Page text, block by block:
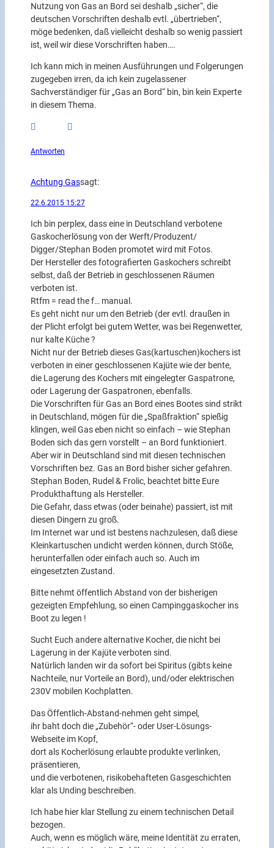
Nutzung von Gas an Bord sei deshalb „sicher“, die
deutschen Vorschriften deshalb evtl. „übertrieben“,
möge bedenken, daß vielleicht deshalb so wenig passiert
ist, weil wir diese Vorschriften haben….
Ich kann mich in meinen Ausführungen und Folgerungen
zugegeben irren, da ich kein zugelassener
Sachverständiger für „Gas an Bord“ bin, bin kein Experte
in diesem Thema.
Antworten
Achtung Gassagt:
22.6.2015 15:27
Ich bin perplex, dass eine in Deutschland verbotene
Gaskocherlösung von der Werft/Produzent/
Digger/Stephan Boden promotet wird mit Fotos.
Der Hersteller des fotografierten Gaskochers schreibt
selbst, daß der Betrieb in geschlossenen Räumen
verboten ist.
Rtfm = read the f… manual.
Es geht nicht nur um den Betrieb (der evtl. draußen in
der Plicht erfolgt bei gutem Wetter, was bei Regenwetter,
nur kalte Küche ?
Nicht nur der Betrieb dieses Gas(kartuschen)kochers ist
verboten in einer geschlossenen Kajüte wie der bente,
die Lagerung des Kochers mit eingelegter Gaspatrone,
oder Lagerung der Gaspatronen, ebenfalls.
Die Vorschriften für Gas an Bord eines Bootes sind strikt
in Deutschland, mögen für die „Spaßfraktion“ spießig
klingen, weil Gas eben nicht so einfach – wie Stephan
Boden sich das gern vorstellt – an Bord funktioniert.
Aber wir in Deutschland sind mit diesen technischen
Vorschriften bez. Gas an Bord bisher sicher gefahren.
Stephan Boden, Rudel & Frolic, beachtet bitte Eure
Produkthaftung als Hersteller.
Die Gefahr, dass etwas (oder beinahe) passiert, ist mit
diesen Dingern zu groß.
Im Internet war und ist bestens nachzulesen, daß diese
Kleinkartuschen undicht werden können, durch Stöße,
herunterfallen oder einfach auch so. Auch im
eingesetzten Zustand.
Bitte nehmt öffentlich Abstand von der bisherigen
gezeigten Empfehlung, so einen Campinggaskocher ins
Boot zu legen !
Sucht Euch andere alternative Kocher, die nicht bei
Lagerung in der Kajüte verboten sind.
Natürlich landen wir da sofort bei Spiritus (gibts keine
Nachteile, nur Vorteile an Bord), und/oder elektrischen
230V mobilen Kochplatten.
Das Öffentlich-Abstand-nehmen geht simpel,
ihr baht doch die „Zubehör“- oder User-Lösungs-
Webseite im Kopf,
dort als Kocherlösung erlaubte produkte verlinken,
präsentieren,
und die verbotenen, risikobehafteten Gasgeschichten
klar als Unding beschreiben.
Ich habe hier klar Stellung zu einem technischen Detail
bezogen.
Auch, wenn es möglich wäre, meine Identität zu erraten,